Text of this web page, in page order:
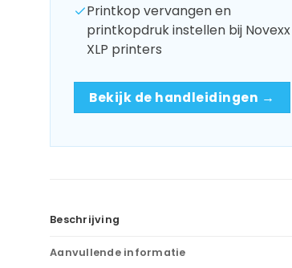
Printkop vervangen en
printkopdruk instellen bij Novexx
XLP printers
Bekijk de handleidingen →
Beschrijving
Aanvullende informatie